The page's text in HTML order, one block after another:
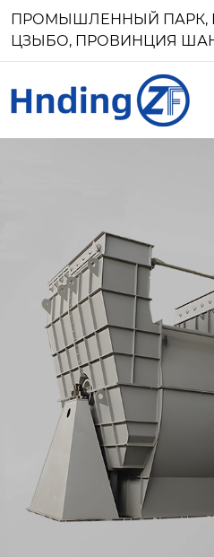
ПРОМЫШЛЕННЫЙ ПАРК,
ЦЗЫБО, ПРОВИНЦИЯ